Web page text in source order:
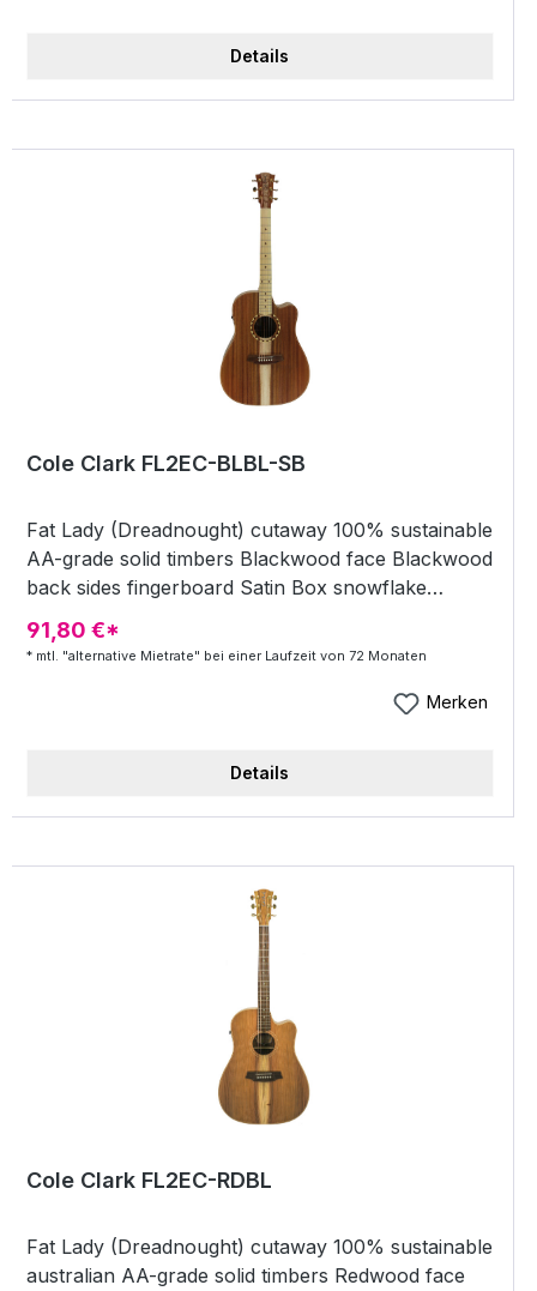
Details
Cole Clark FL2EC-BLBL-SB
Fat Lady (Dreadnought) cutaway 100% sustainable
AA-grade solid timbers Blackwood face Blackwood
back sides fingerboard Satin Box snowflake
fretboard inlays Blackwood bridge Queensland
Maple neck Finish Nitrocellulose (natural satin)
nut 4 4 cm Cole Clark 3-way face blend pickup
91,80 €*
* mtl. "alternative Mietrate" bei einer Laufzeit von 72 Monaten
Merken
Details
Cole Clark FL2EC-RDBL
Fat Lady (Dreadnought) cutaway 100% sustainable
australian AA-grade solid timbers Redwood face